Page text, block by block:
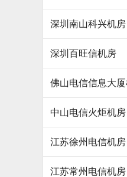
深圳南山科兴机房
深圳百旺信机房
佛山电信信息大
中山电信火炬机房
江苏徐州电信机房
江苏常州电信机房